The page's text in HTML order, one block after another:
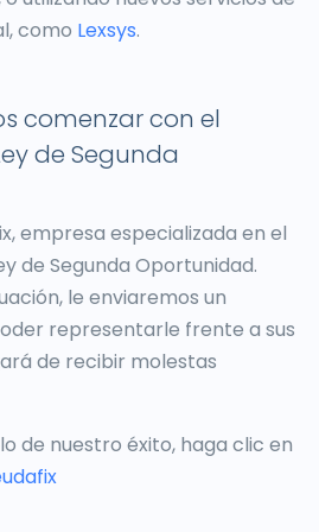
como Lexsys.
comenzar con el
de Segunda
empresa especializada en el
de Segunda Oportunidad.
le enviaremos un
representarle frente a sus
de recibir molestas
de nuestro éxito, haga clic en